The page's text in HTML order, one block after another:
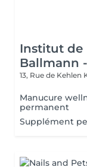
Institut de
Ballmann
13, Rue de Kehlen
Manucure
permanent
Supplément